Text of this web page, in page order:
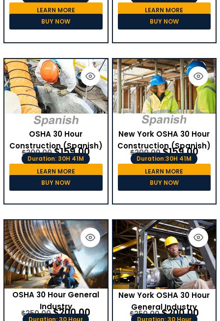
LEARN MORE
BUY NOW
LEARN MORE
BUY NOW
OSHA 30 Hour
Construction (Spanish)
$200.00 $159.00
Duration: 30H 41M
LEARN MORE
BUY NOW
New York OSHA 30 Hour
Construction (Spanish)
$200.00 $159.00
Duration:30H 41M
LEARN MORE
BUY NOW
OSHA 30 Hour General
Industry
$250.00 $200.00
Duration: 30 Hour
New York OSHA 30 Hour
General Industry
$250.00 $200.00
Duration: 30 Hour